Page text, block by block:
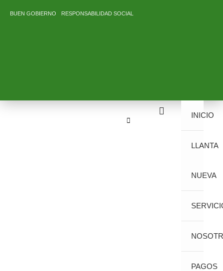
BUEN GOBIERNO RESPONSABILIDAD SOCIAL
INICIO
LLANTA
NUEVA
PAGOS